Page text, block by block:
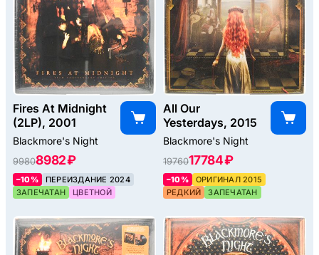
Fires At Midnight
(2LP), 2001
Blackmore's Night
99808982 ₽
–10%
ПЕРЕИЗДАНИЕ 2024
ЗАПЕЧАТАН
ЦВЕТНОЙ
All Our
Yesterdays, 2015
Blackmore's Night
1976017784 ₽
–10%
ОРИГИНАЛ 2015
РЕДКИЙ
ЗАПЕЧАТАН